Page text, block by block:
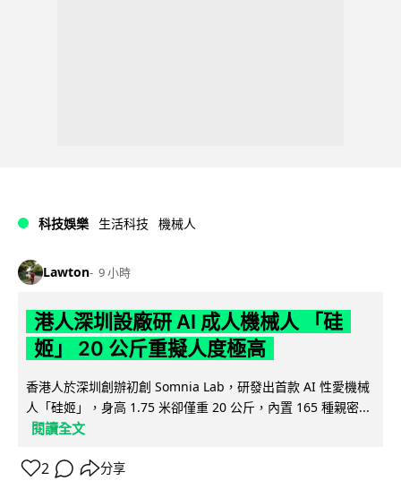
科技娛樂 生活科技 機械人
Lawton 9 小時
港人深圳設廠研 AI 成人機械人 「硅
姬」 20 公斤重擬人度極高
香港人於深圳創辦初創 Somnia Lab，研發出首款 AI 性愛機械
人「硅姬」，身高 1.75 米卻僅重 20 公斤，內置 165 種親密...
閱讀全文
2 分享